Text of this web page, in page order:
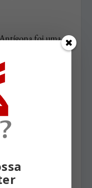
foi uma
Buhr.
a dar os
uma boca em
fato, dava para
trágico
de preto. Foi
faleceu tão
Guarda, o